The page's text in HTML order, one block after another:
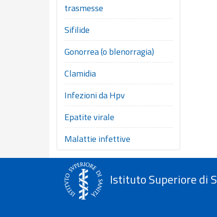
trasmesse
Sifilide
Gonorrea (o blenorragia)
Clamidia
Infezioni da Hpv
Epatite virale
Malattie infettive
Istituto Superiore di